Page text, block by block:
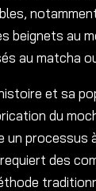
beignets au
au matcha
et sa
du
un processus
des